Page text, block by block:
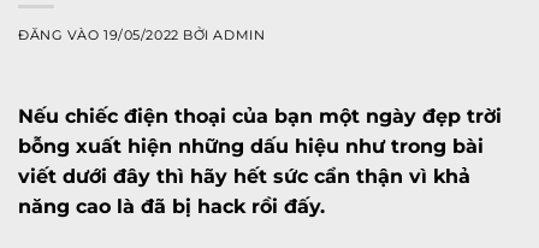
ĐĂNG VÀO19/05/2022 BỞIADMIN
Nếu chiếc điện thoại của bạn một ngày đẹp trời
bỗng xuất hiện những dấu hiệu như trong bài
viết dưới đây thì hãy hết sức cẩn thận vì khả
năng cao là đã bị hack rồi đấy.